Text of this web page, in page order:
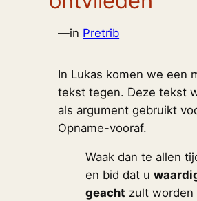
—in Pretrib
In Lukas komen we een
tekst tegen. Deze tekst
als argument gebruikt
Opname-vooraf.
Waak dan te allen
en bid dat u
geacht zult worden